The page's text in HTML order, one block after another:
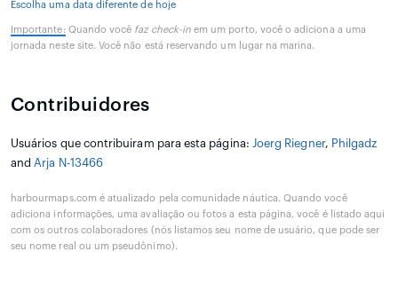
Escolha uma data diferente de hoje
Importante: Quando você faz check-in em um porto, você o adiciona a uma
jornada neste site. Você não está reservando um lugar na marina.
Contribuidores
Usuários que contribuiram para esta página: Joerg Riegner, Philgadz
and Arja N-13466
harbourmaps.com é atualizado pela comunidade náutica. Quando você
adiciona informações, uma avaliação ou fotos a esta página, você é listado aqui
com os outros colaboradores (nós listamos seu nome de usuário, que pode ser
seu nome real ou um pseudônimo).